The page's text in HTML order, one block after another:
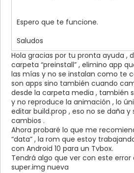
Espero que te funcione.
Saludos
Hola gracias por tu pronta ayuda ,
carpeta “preinstall” , elimino app
las mías y no se instalan como te
son apps sino también cuando
desde la carpeta media , también
y no reproduce la animación , lo
editar build.prop , eso no se daña y
cambios .
Ahora probaré lo que me
“data” , la rom que estoy
con Android 10 para un Tvbox.
Tendrá algo que ver con este
super.img nueva